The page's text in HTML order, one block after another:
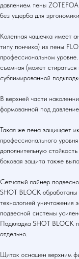
давлением пены
без ущерба для эргономики.
Коленная чашечка имеет
типу пончика) из пены
профессиональном
съемная (может стираться
сублимированной
В верхней части
формованной под
Такая же пена защищает
профессионального
дополнительную
боковая защита также
Сетчатый лайнер
SHOT BLOCK обработаны
технологией
подвесной системы
Подкладка SHOT BLOCK
отдельно.
Щиток оснащен верхним